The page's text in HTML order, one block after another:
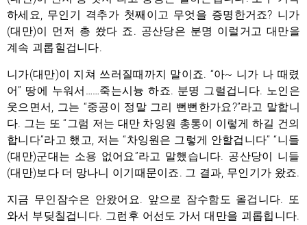
하세요, 무인기 격추가 첫째이고 무엇을 증명한거죠? 니가
(대만)이 먼저 총 쐈다 죠. 공산당은 분명 이럴거고 대만을
계속 괴롭힐겁니다.
니가(대만)이 지쳐 쓰러질때까지 말이죠. “아~ 니가 나 때렸
어” 땅에 누워서……죽는시늉 하죠. 분명 그럴겁니다. 노인은
웃으면서, 그는 “중공이 정말 그리 뻔뻔한가요?”라고 말합니
다. 그는 또 “그럼 저는 대만 차잉원 총통이 이렇게 하길 건의
합니다”라고 했고, 저는 “차잉원은 그렇게 안할겁니다” “니들
(대만)군대는 소용 없어요”라고 말했습니다. 공산당이 니들
(대만)보다 더 망나니 이기때문이죠. 그 결과, 무인기가 왔죠.
지금 무인잠수은 안왔어요. 앞으로 잠수함도 올겁니다. 또
와서 부딪칠겁니다. 그런후 어선도 가서 대만을 괴롭힙니다.